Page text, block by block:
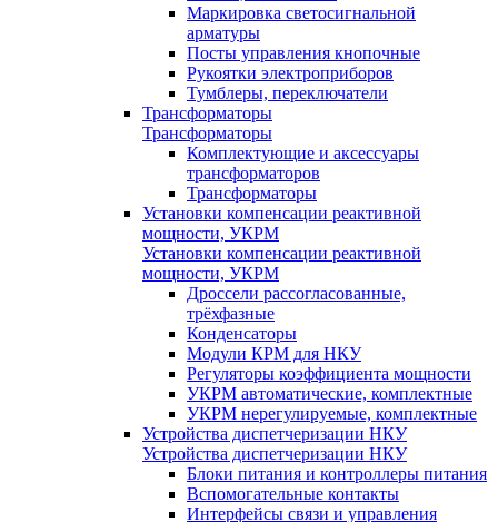
Маркировка светосигнальной
арматуры
Посты управления кнопочные
Рукоятки электроприборов
Тумблеры, переключатели
Трансформаторы
Трансформаторы
Комплектующие и аксессуары
трансформаторов
Трансформаторы
Установки компенсации реактивной
мощности, УКРМ
Установки компенсации реактивной
мощности, УКРМ
Дроссели рассогласованные,
трёхфазные
Конденсаторы
Модули КРМ для НКУ
Регуляторы коэффициента мощности
УКРМ автоматические, комплектные
УКРМ нерегулируемые, комплектные
Устройства диспетчеризации НКУ
Устройства диспетчеризации НКУ
Блоки питания и контроллеры питания
Вспомогательные контакты
Интерфейсы связи и управления